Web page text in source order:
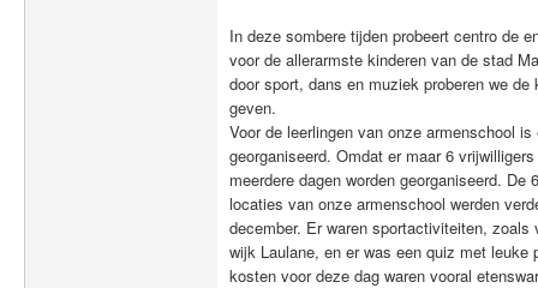
In deze sombere tijden probeert centro de
voor de allerarmste kinderen van de stad
door sport, dans en muziek proberen we
geven.
Voor de leerlingen van onze armenschool
georganiseerd. Omdat er maar 6
meerdere dagen worden georganiseerd.
locaties van onze armenschool werden
december. Er waren sportactiviteiten,
wijk Laulane, en er was een quiz met leuke
kosten voor deze dag waren vooral